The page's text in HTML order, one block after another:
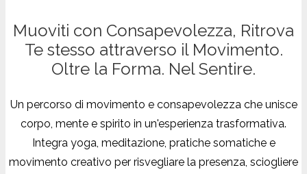
Muoviti con Consapevolezza, Ritrova
Te stesso attraverso il Movimento.
Oltre la Forma. Nel Sentire.
Un percorso di movimento e consapevolezza che unisce
corpo, mente e spirito in un'esperienza trasformativa.
Integra yoga, meditazione, pratiche somatiche e
movimento creativo per risvegliare la presenza, sciogliere